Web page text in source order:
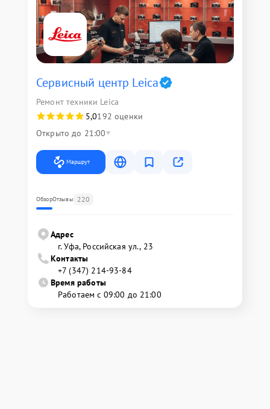
Сервисный центр Leica
Ремонт техники Leica
5,0192 оценки
Открыто до 21:00
Маршрут
ОбзорОтзывы 220
Адрес
г. Уфа, Российская ул., 23
Контакты
+7 (347) 214-93-84
Время работы
Работаем с 09:00 до 21:00